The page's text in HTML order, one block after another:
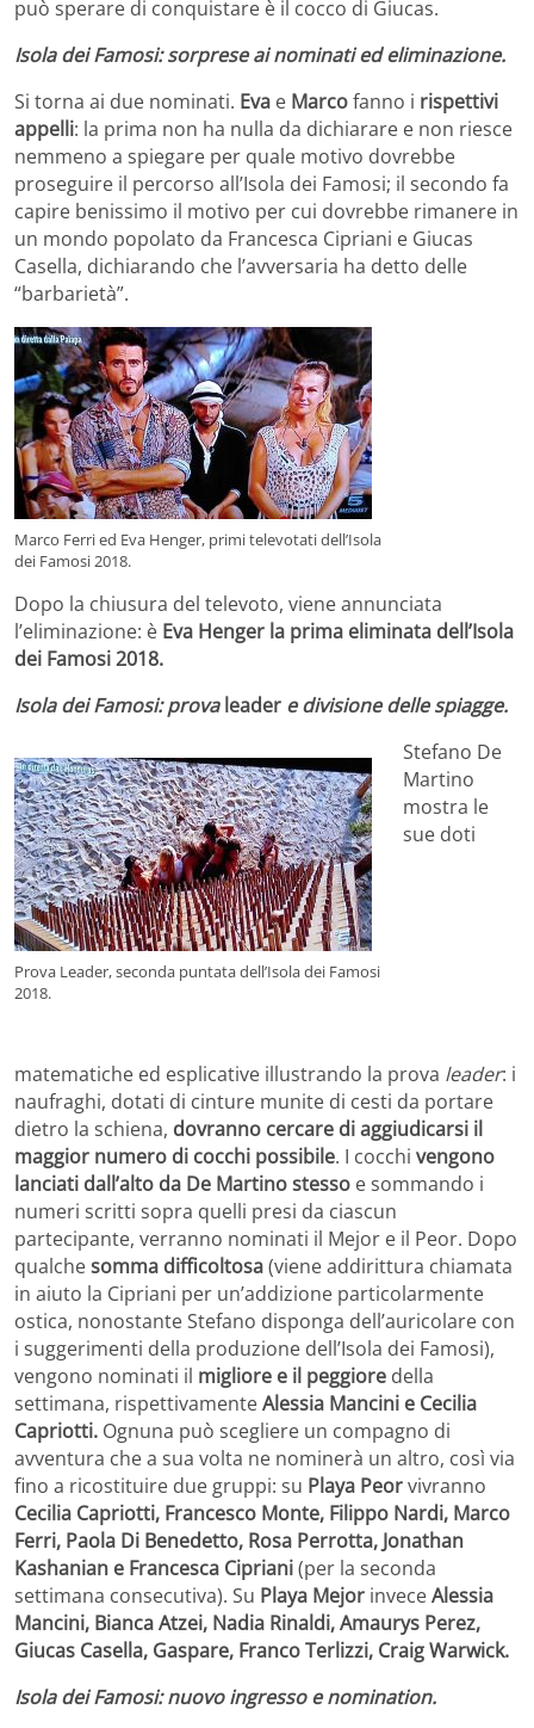
può sperare di conquistare è il cocco di Giucas.
Isola dei Famosi: sorprese ai nominati ed eliminazione.
Si torna ai due nominati. Eva e Marcofanno i rispettivi
appelli: la prima non ha nulla da dichiarare e non riesce
nemmeno a spiegare per quale motivo dovrebbe
proseguire il percorso all’Isola dei Famosi; il secondo fa
capire benissimo il motivo per cui dovrebbe rimanere in
un mondo popolato da Francesca Cipriani e Giucas
Casella, dichiarando che l’avversaria ha detto delle
“barbarietà”.
Marco Ferri ed Eva Henger, primi televotati dell’Isola
dei Famosi 2018.
Dopo la chiusura del televoto, viene annunciata
l’eliminazione: è Eva Henger la prima eliminata dell’Isola
dei Famosi 2018.
Isola dei Famosi: provaleader e divisione delle spiagge.
Prova Leader, seconda puntata dell’Isola dei Famosi
2018.
Stefano De
Martino
mostra le
sue doti
matematiche ed esplicative illustrando la prova leader: i
naufraghi, dotati di cinture munite di cesti da portare
dietro la schiena, dovranno cercare di aggiudicarsi il
maggior numero di cocchi possibile. I cocchi vengono
lanciati dall’alto da De Martino stesso e sommando i
numeri scritti sopra quelli presi da ciascun
partecipante, verranno nominati il Mejor e il Peor. Dopo
qualchesomma difficoltosa(viene addirittura chiamata
in aiuto la Cipriani per un’addizione particolarmente
ostica, nonostante Stefano disponga dell’auricolare con
i suggerimenti della produzione dell’Isola dei Famosi),
vengono nominati il migliore e il peggiore della
settimana, rispettivamenteAlessia Mancini e Cecilia
Capriotti. Ognuna può scegliere un compagno di
avventura che a sua volta ne nominerà un altro, così via
fino a ricostituire due gruppi: su Playa Peorvivranno
Cecilia Capriotti, Francesco Monte, Filippo Nardi, Marco
Ferri, Paola Di Benedetto, Rosa Perrotta, Jonathan
Kashanian e Francesca Cipriani(per la seconda
settimana consecutiva). Su Playa Mejor inveceAlessia
Mancini, Bianca Atzei, Nadia Rinaldi, Amaurys Perez,
Giucas Casella, Gaspare, Franco Terlizzi, Craig Warwick.
Isola dei Famosi: nuovo ingresso e nomination.